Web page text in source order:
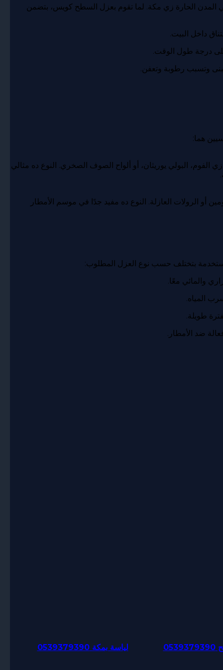
الحارة زي مكة. لما تقوم بعزل السطح كويس، بتضمن
داخل البيت.
درجة طول الوقت.
وتسبب رطوبة وتعفن.
هما:
الفوم، البولي يوريثان، أو ألواح الصوف الصخري. النوع ده مثالي
أو الرولات العازلة. النوع ده مفيد جدًا في موسم الأمطار
بتختلف حسب نوع العزل المطلوب:
المياه.
طويلة.
ضد الأمطار.
لياسة بمكة 0539379390